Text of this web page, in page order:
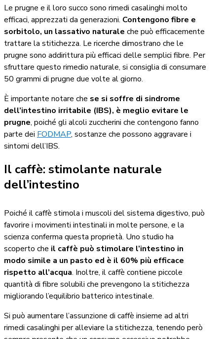
Le prugne e il loro succo sono rimedi casalinghi molto
efficaci, apprezzati da generazioni. Contengono fibre e
sorbitolo, un lassativo naturale che può efficacemente
trattare la stitichezza. Le ricerche dimostrano che le
prugne sono addirittura più efficaci delle semplici fibre. Per
sfruttare questo rimedio naturale, si consiglia di consumare
50 grammi di prugne due volte al giorno.
È importante notare che se si soffre di sindrome
dell’intestino irritabile (IBS), è meglio evitare le
prugne, poiché gli alcoli zuccherini che contengono fanno
parte dei FODMAP, sostanze che possono aggravare i
sintomi dell’IBS.
Il caffè: stimolante naturale
dell’intestino
Poiché il caffè stimola i muscoli del sistema digestivo, può
favorire i movimenti intestinali in molte persone, e la
scienza conferma questa proprietà. Uno studio ha
scoperto che il caffè può stimolare l’intestino in
modo simile a un pasto ed è il 60% più efficace
rispetto all’acqua. Inoltre, il caffè contiene piccole
quantità di fibre solubili che prevengono la stitichezza
migliorando l’equilibrio batterico intestinale.
Si può aumentare l’assunzione di caffè insieme ad altri
rimedi casalinghi per alleviare la stitichezza, tenendo però